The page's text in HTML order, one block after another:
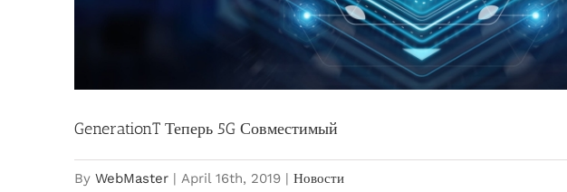
GenerationT Теперь 5G Совместимый
By WebMaster | April 16th, 2019 | Новости